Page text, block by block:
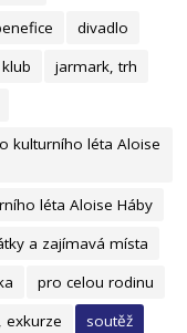
divadlo
jarmark, trh
kulturního léta Aloise
léta Aloise Háby
a zajímavá místa
pro celou rodinu
exkurze
soutěž